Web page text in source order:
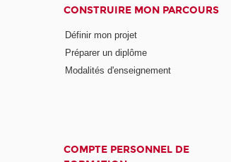
CONSTRUIRE MON PARCOURS
Définir mon projet
Préparer un diplôme
Modalités d'enseignement
COMPTE PERSONNEL DE